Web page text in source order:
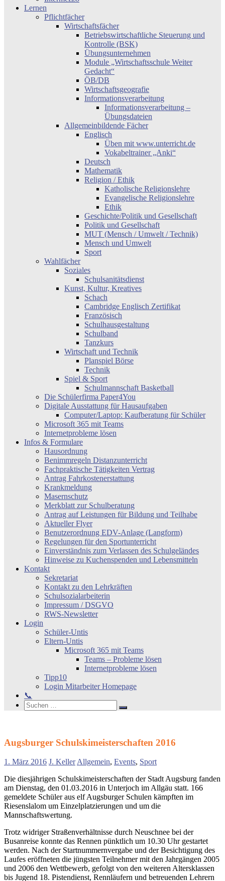
Lernen
Pflichtfächer
Wirtschaftsfächer
Betriebswirtschaftliche Steuerung und
Kontrolle (BSK)
Übungsunternehmen
Module „Wirtschaftsschule Weiter
Gedacht“
ÖB/DB
Wirtschaftsgeografie
Informationsverarbeitung
Informationsverarbeitung –
Übungsdateien
Allgemeinbildende Fächer
Englisch
Üben mit www.unterricht.de
Vokabeltrainer „Anki“
Deutsch
Mathematik
Religion / Ethik
Katholische Religionslehre
Evangelische Religionslehre
Ethik
Geschichte/Politik und Gesellschaft
Politik und Gesellschaft
MUT (Mensch / Umwelt / Technik)
Mensch und Umwelt
Sport
Wahlfächer
Soziales
Schulsanitätsdienst
Kunst, Kultur, Kreatives
Schach
Cambridge Englisch Zertifikat
Französisch
Schulhausgestaltung
Schulband
Tanzkurs
Wirtschaft und Technik
Planspiel Börse
Technik
Spiel & Sport
Schulmannschaft Basketball
Die Schülerfirma Paper4You
Digitale Ausstattung für Hausaufgaben
Computer/Laptop: Kaufberatung für Schüler
Microsoft 365 mit Teams
Internetprobleme lösen
Infos & Formulare
Hausordnung
Benimmregeln Distanzunterricht
Fachpraktische Tätigkeiten Vertrag
Antrag Fahrkostenerstattung
Krankmeldung
Masernschutz
Merkblatt zur Schulberatung
Antrag auf Leistungen für Bildung und Teilhabe
Aktueller Flyer
Benutzerordnung EDV-Anlage (Langform)
Regelungen für den Sportunterricht
Einverständnis zum Verlassen des Schulgeländes
Hinweise zu Kuchenspenden und Lebensmitteln
Kontakt
Sekretariat
Kontakt zu den Lehrkräften
Schulsozialarbeiterin
Impressum / DSGVO
RWS-Newsletter
Login
Schüler-Untis
Eltern-Untis
Microsoft 365 mit Teams
Teams – Probleme lösen
Internetprobleme lösen
Tipp10
Login Mitarbeiter Homepage
📞
Search
Suchen
nach:
Suchen
Augsburger Schulskimeisterschaften 2016
1. März 2016 J. KellerAllgemein, Events, Sport
Die diesjährigen Schulskimeisterschaften der Stadt Augsburg fanden
am Dienstag, den 01.03.2016 in Unterjoch im Allgäu statt. 166
gemeldete Schüler aus elf Augsburger Schulen kämpften im
Riesenslalom um Einzelplatzierungen und um die
Mannschaftswertung.
Trotz widriger Straßenverhältnisse durch Neuschnee bei der
Busanreise konnte das Rennen pünktlich um 10.30 Uhr gestartet
werden. Nach der Startnummernvergabe und der Besichtigung des
Laufes eröffneten die jüngsten Teilnehmer mit den Jahrgängen 2005
und 2006 den Wettbewerb, gefolgt von den weiteren Altersklassen
bis Jugend 18. Pistendienst, Rennläufern und betreuenden Lehrern